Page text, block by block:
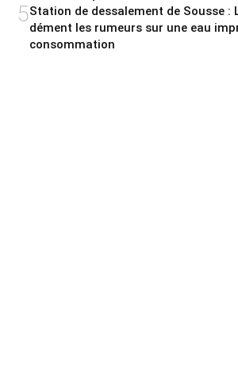
5Station de dessalement de Sousse :
dément les rumeurs sur une eau
consommation